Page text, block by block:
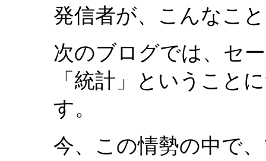
発信者が、こんなこ
次のブログでは、セ
「統計」ということ
す。
今、この情勢の中で